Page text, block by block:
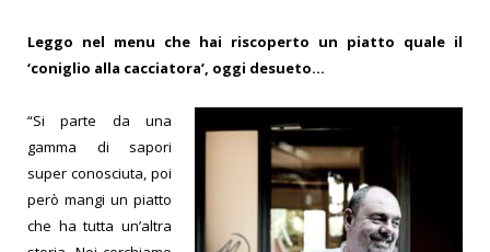
Leggo nel menu che hai riscoperto un piatto quale il
‘coniglio alla cacciatora’, oggi desueto…
“Si parte da una
gamma di sapori
super conosciuta, poi
però mangi un piatto
che ha tutta un’altra